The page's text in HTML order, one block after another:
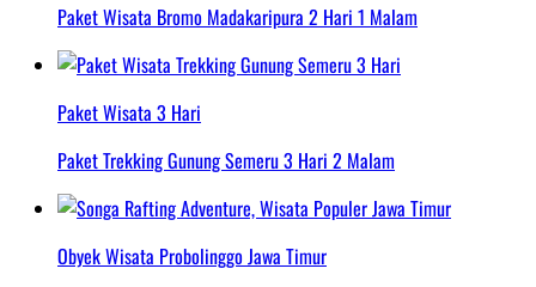
Paket Wisata Bromo Madakaripura 2 Hari 1 Malam
Paket Wisata 3 Hari
Paket Trekking Gunung Semeru 3 Hari 2 Malam
Obyek Wisata Probolinggo Jawa Timur